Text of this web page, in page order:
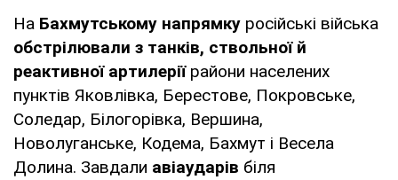
На Бахмутському напрямку російські війська
обстрілювали з танків, ствольної й
реактивної артилеріїрайони населених
пунктів Яковлівка, Берестове, Покровське,
Соледар, Білогорівка, Вершина,
Новолуганське, Кодема, Бахмут і Весела
Долина. Завдали авіаударів біля